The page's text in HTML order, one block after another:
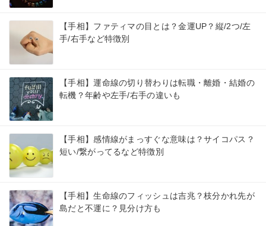
【手相】ファティマの目とは？金運UP？縦/2つ/左
手/右手など特徴別
【手相】運命線の切り替わりは転職・離婚・結婚の
転機？年齢や左手/右手の違いも
【手相】感情線がまっすぐな意味は？サイコパス？
短い/繋がってるなど特徴別
【手相】生命線のフィッシュは吉兆？枝分かれ先が
島だと不運に？見分け方も